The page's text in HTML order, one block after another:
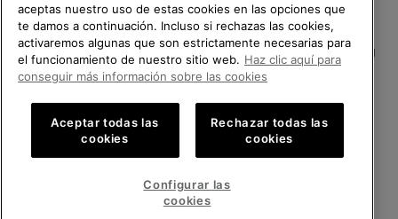
España
Política de Privacidad Condiciones De Uso Terminos de Venta
Cookies Impressum Public CBCR
Servicio al cliente: Lu. - Vi. de 9:00 a 13:00 y de 14:00 a 18:00
TE DAMOS LA BIENVENIDA A
SOREL.
POR FAVOR, SELECCIONA TU
PAÍS.
Compras en línea disponibles
United States
aceptas nuestro uso de estas cookies en las opciones que
te damos a continuación. Incluso si rechazas las cookies,
activaremos algunas que son estrictamente necesarias para
el funcionamiento de nuestro sitio web. Haz clic aquí para
conseguir más información sobre las cookies
Aceptar todas las
cookies
Rechazar todas las
cookies
Configurar las
cookies